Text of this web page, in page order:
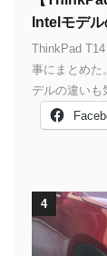
Intelモデ
ThinkPad
事にまとめた
デルの違いも
4